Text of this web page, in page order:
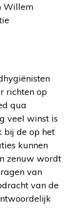
Willem
richten op
qua
veel winst is
bij de op het
kunnen
zenuw wordt
van
van de